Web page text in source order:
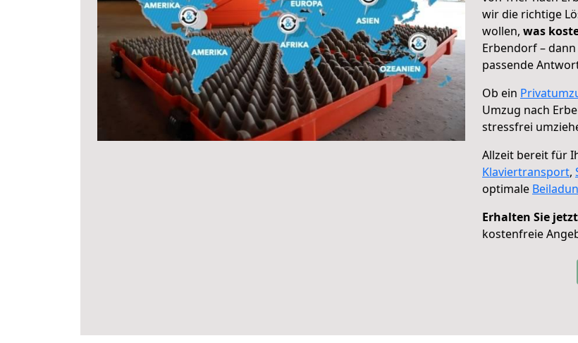
wir die richtige
wollen, was
Erbendorf –
passende
Ob ein
Umzug nach
stressfrei
Allzeit bereit für
Klaviertransport,
optimale
Erhalten Sie jetzt
kostenfreie